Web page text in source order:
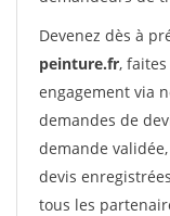
Devenez dès à
peinture.fr,
engagement via
demandes de
demande
devis
tous les